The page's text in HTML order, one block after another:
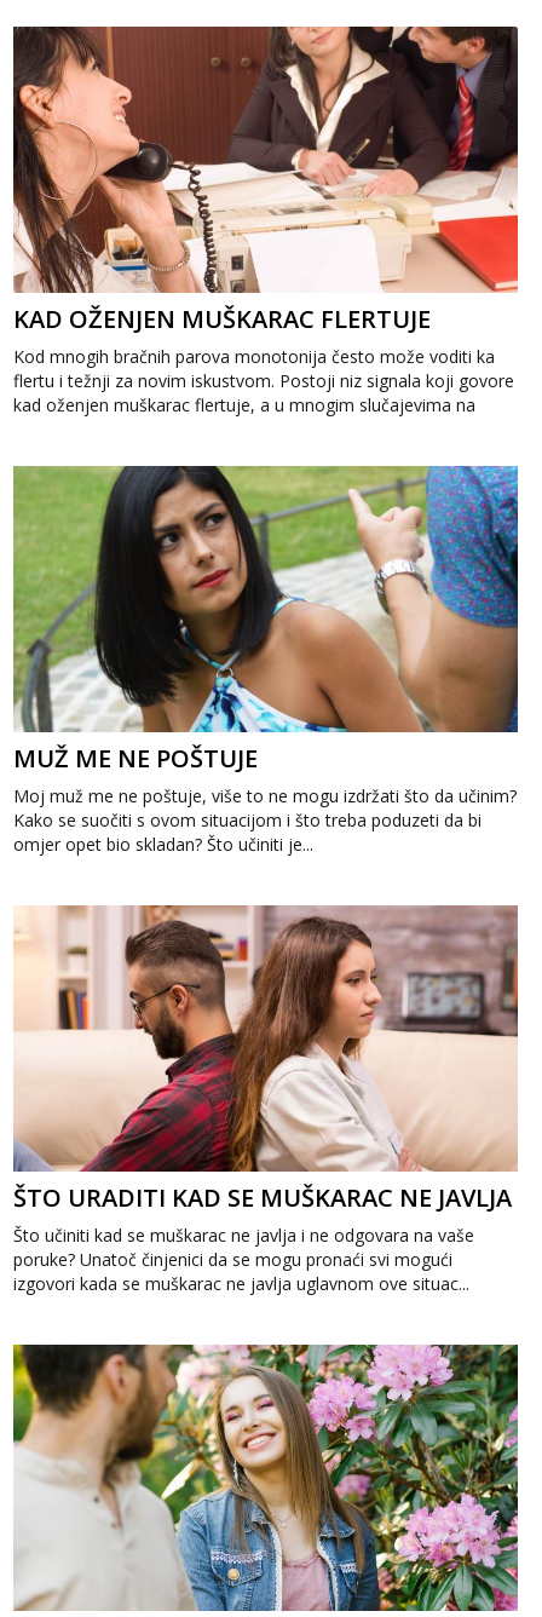
KAD OŽENJEN MUŠKARAC FLERTUJE
Kod mnogih bračnih parova monotonija često može voditi ka
flertu i težnji za novim iskustvom. Postoji niz signala koji govore
kad oženjen muškarac flertuje, a u mnogim slučajevima na
MUŽ ME NE POŠTUJE
Moj muž me ne poštuje, više to ne mogu izdržati što da učinim?
Kako se suočiti s ovom situacijom i što treba poduzeti da bi
omjer opet bio skladan? Što učiniti je...
ŠTO URADITI KAD SE MUŠKARAC NE JAVLJA
Što učiniti kad se muškarac ne javlja i ne odgovara na vaše
poruke? Unatoč činjenici da se mogu pronaći svi mogući
izgovori kada se muškarac ne javlja uglavnom ove situac...